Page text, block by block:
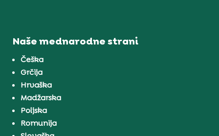
Naše mednarodne strani
Češka
Grčija
Hrvaška
Madžarska
Poljska
Romunija